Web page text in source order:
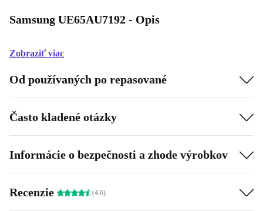
Samsung UE65AU7192 - Opis
Zobraziť viac
Od používaných po repasované
Často kladené otázky
Informácie o bezpečnosti a zhode výrobkov
Recenzie (4.6)